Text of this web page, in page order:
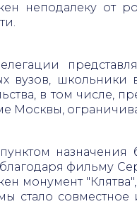
неподалеку от
вузов, школьники
в том числе,
Москвы,
назначения
фильму
монумент
стало